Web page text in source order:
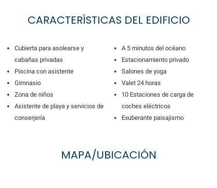
CARACTERÍSTICAS DEL EDIFICIO
Cubierta para asolearse y
cabañas privadas
Piscina con asistente
Gimnasio
Zona de niños
Asistente de playa y servicios de
conserjería
A 5 minutos del océano
Estacionamiento privado
Salones de yoga
Valet 24 horas
10 Estaciones de carga de
coches eléctricos
Exuberante paisajismo
MAPA/UBICACIÓN